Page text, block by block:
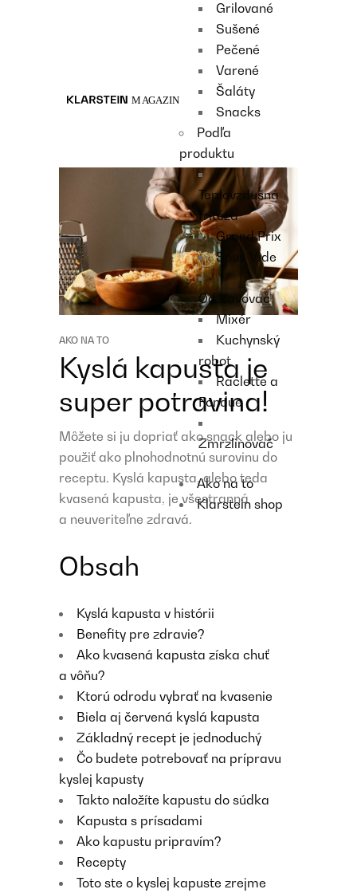
Grilované
Sušené
Pečené
Varené
Šaláty
Snacks
Podľa
produktu
Teplovzdušná
fritéza
Grand Prix
Sous-Vide
Odšťavovač
Mixér
Kuchynský
robot
Raclette a
Fondue
Zmrzlinovač
Ako na to
Klarstein shop
AKO NA TO
Kyslá kapusta je
super potravina!
Môžete si ju dopriať ako snack alebo ju
použiť ako plnohodnotnú surovinu do
receptu. Kyslá kapusta, alebo teda
kvasená kapusta, je všestranná
a neuveriteľne zdravá.
Obsah
Kyslá kapusta v histórii
Benefity pre zdravie?
Ako kvasená kapusta získa chuť
a vôňu?
Ktorú odrodu vybrať na kvasenie
Biela aj červená kyslá kapusta
Základný recept je jednoduchý
Čo budete potrebovať na prípravu
kyslej kapusty
Takto naložíte kapustu do súdka
Kapusta s prísadami
Ako kapustu pripravím?
Recepty
Toto ste o kyslej kapuste zrejme